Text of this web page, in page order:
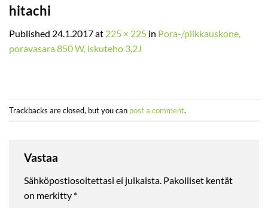
hitachi
Published 24.1.2017at 225 × 225 in Pora-/piikkauskone,
poravasara 850 W, iskuteho 3,2J
Trackbacks are closed, but you can post a comment.
Vastaa
Sähköpostiosoitettasi ei julkaista. Pakolliset kentät
on merkitty *